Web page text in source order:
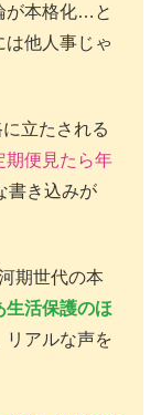
が本格化…と
は他人事じゃ
に立たされる
期便見たら年
書き込みが
期世代の本
生活保護のほ
リアルな声を